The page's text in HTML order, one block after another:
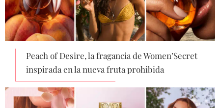
Peach of Desire, la fragancia de Women’Secret
inspirada en la nueva fruta prohibida